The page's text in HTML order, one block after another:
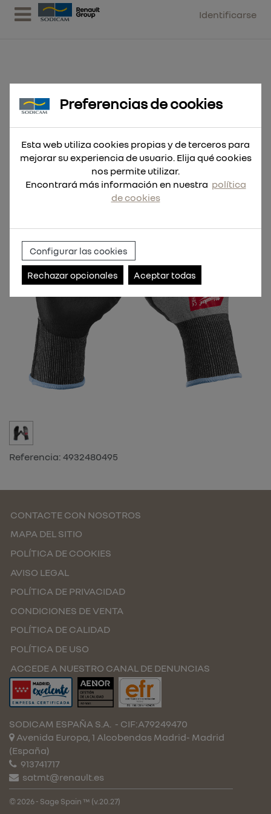
Identificarse
Guantes anticorte de poliuretano
de alta destreza
Referencia: 4932480495
CONTACTE CON NOSOTROS
MAPA DEL SITIO
POLÍTICA DE COOKIES
AVISO LEGAL
POLÍTICA DE PRIVACIDAD
CONDICIONES DE VENTA
POLÍTICA DE CALIDAD
POLÍTICA DE USO
ACCEDE A NUESTRO CANAL DE DENUNCIAS
SODICAM ESPAÑA S.A. - CIF:A79249470
Avenida Europa, 1 Alcobendas Madrid- Madrid
(España)
913741717
satmt@renault.es
© 2026 - Sage Spain ™ (v.20.27)
Preferencias de cookies
Esta web utiliza cookies propias y de terceros para
mejorar su experiencia de usuario. Elija qué cookies
nos permite utilizar.
Encontrará más información en nuestra política
de cookies
Configurar las cookies
Rechazar opcionales Aceptar todas